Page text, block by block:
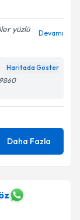
yüzlü
Devamı
Haritada Göster
Daha Fazla